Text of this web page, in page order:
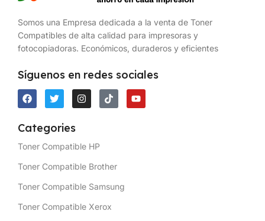
Somos una Empresa dedicada a la venta de Toner
Compatibles de alta calidad para impresoras y
fotocopiadoras. Económicos, duraderos y eficientes
Síguenos en redes sociales
Categories
Toner Compatible HP
Toner Compatible Brother
Toner Compatible Samsung
Toner Compatible Xerox